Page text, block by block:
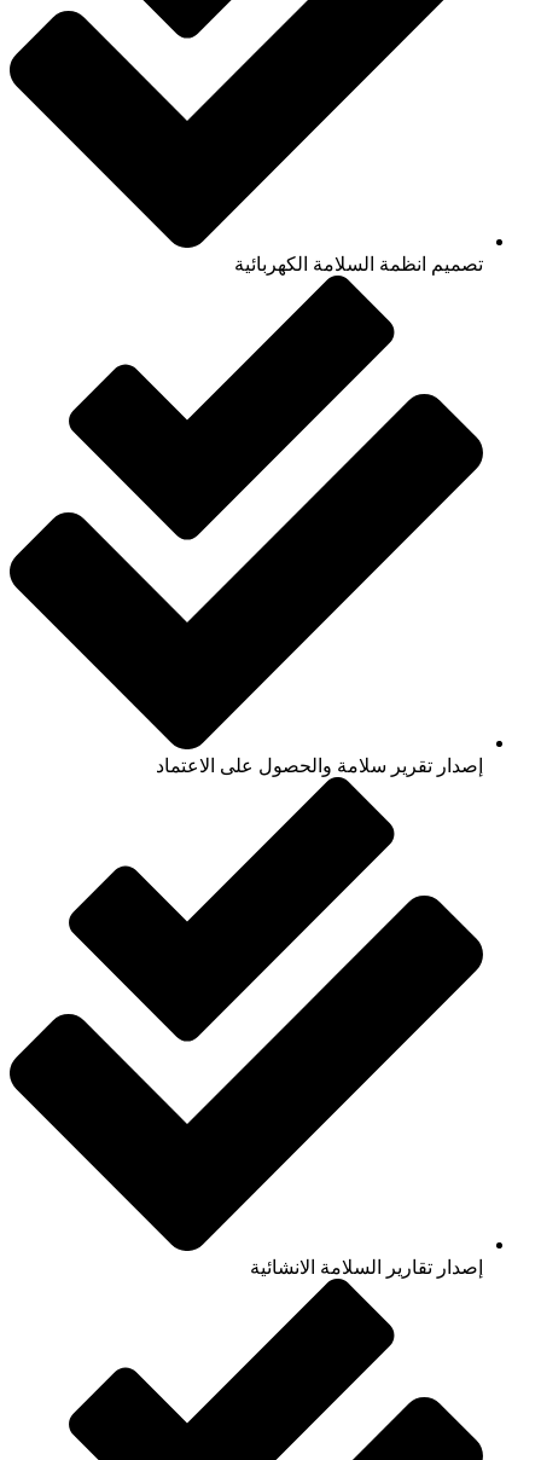
تصميم انظمة السلامة الكهربائية
إصدار تقرير سلامة والحصول على الاعتماد
إصدار تقارير السلامة الانشائية